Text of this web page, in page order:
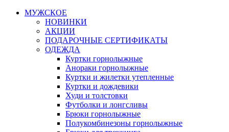
МУЖСКОЕ
НОВИНКИ
АКЦИИ
ПОДАРОЧНЫЕ СЕРТИФИКАТЫ
ОДЕЖДА
Куртки горнолыжные
Анораки горнолыжные
Куртки и жилетки утепленные
Куртки и дождевики
Худи и толстовки
Футболки и лонгсливы
Брюки горнолыжные
Полукомбинезоны горнолыжные